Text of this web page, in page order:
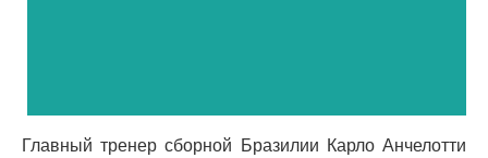
Главный тренер сборной Бразилии Карло Анчелотти